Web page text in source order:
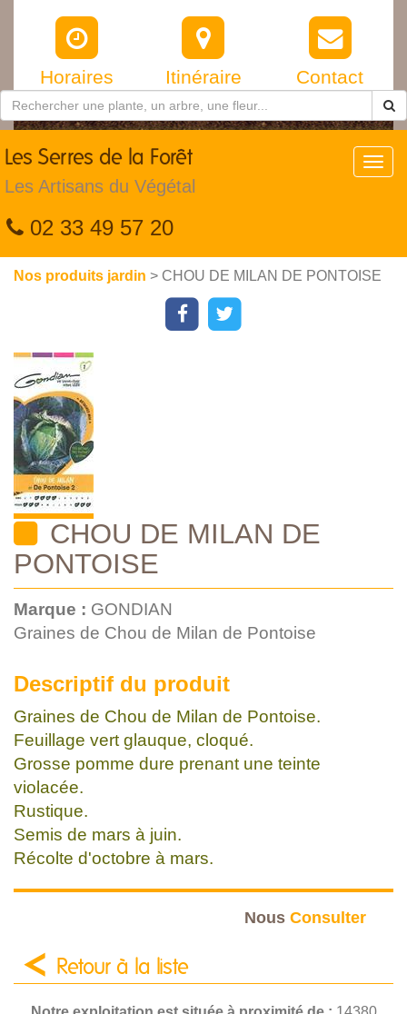
Horaires Itinéraire Contact
Les Serres de la Forêt
Les Artisans du Végétal
02 33 49 57 20
Nos produits jardin > CHOU DE MILAN DE PONTOISE
CHOU DE MILAN DE
PONTOISE
Marque : GONDIAN
Graines de Chou de Milan de Pontoise
Descriptif du produit
Graines de Chou de Milan de Pontoise.
Feuillage vert glauque, cloqué.
Grosse pomme dure prenant une teinte
violacée.
Rustique.
Semis de mars à juin.
Récolte d'octobre à mars.
Nous Consulter
Retour à la liste